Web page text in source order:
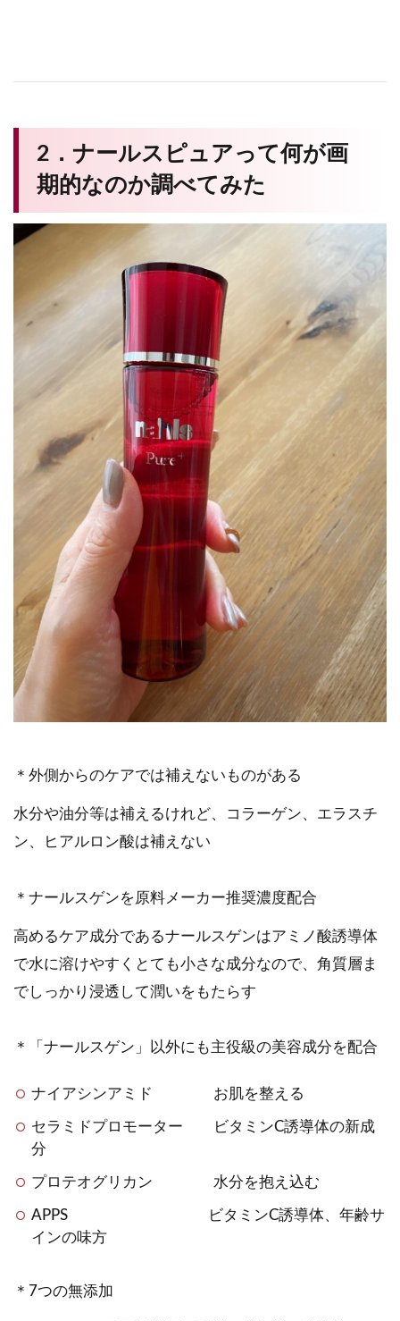
2．ナールスピュアって何が画
期的なのか調べてみた
＊外側からのケアでは補えないものがある
水分や油分等は補えるけれど、コラーゲン、エラスチ
ン、ヒアルロン酸は補えない
＊ナールスゲンを原料メーカー推奨濃度配合
高めるケア成分であるナールスゲンはアミノ酸誘導体
で水に溶けやすくとても小さな成分なので、角質層ま
でしっかり浸透して潤いをもたらす
＊「ナールスゲン」以外にも主役級の美容成分を配合
ナイアシンアミド お肌を整える
セラミドプロモーター ビタミンC誘導体の新成
分
プロテオグリカン 水分を抱え込む
APPS ビタミンC誘導体、年齢サ
インの味方
＊7つの無添加